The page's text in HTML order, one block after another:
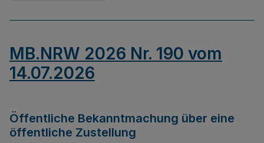
MB.NRW 2026 Nr. 190 vom
14.07.2026
Öffentliche Bekanntmachung über eine
öffentliche Zustellung